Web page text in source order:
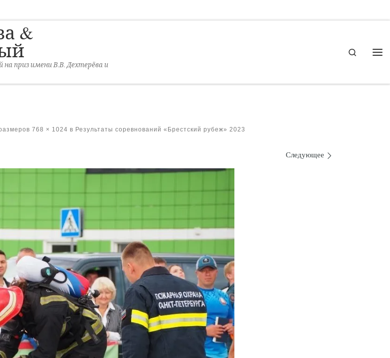
&
приз имени В.В. Дехтерёва и
Search
768 × 1024 в Результаты соревнований «Брестский рубеж» 2023
Следующее